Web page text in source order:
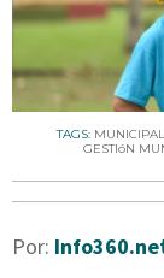
TAGS:
GESTIóN
Por: